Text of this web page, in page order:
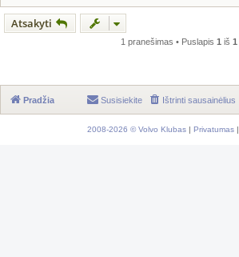
t
n
Atsakyti
1 pranešimas • Puslapis 1 iš 1
Pradžia Ištrinti sausainėlius
Susisiekite
2008-2026 © Volvo Klubas | Privatumas |